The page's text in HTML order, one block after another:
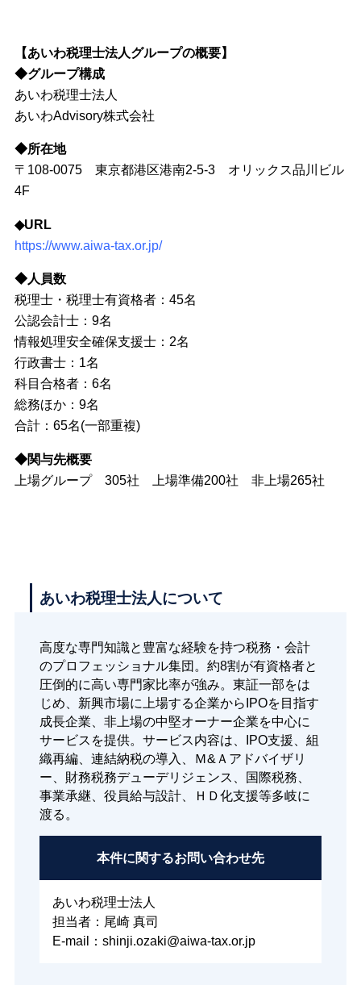
【あいわ税理士法人グループの概要】
◆グループ構成
あいわ税理士法人
あいわAdvisory株式会社
◆所在地
〒108-0075 東京都港区港南2-5-3 オリックス品川ビル
4F
◆URL
https://www.aiwa-tax.or.jp/
◆人員数
税理士・税理士有資格者：45名
公認会計士：9名
情報処理安全確保支援士：2名
行政書士：1名
科目合格者：6名
総務ほか：9名
合計：65名(一部重複)
◆関与先概要
上場グループ 305社 上場準備200社 非上場265社
あいわ税理士法人について
高度な専門知識と豊富な経験を持つ税務・会計
のプロフェッショナル集団。約8割が有資格者と
圧倒的に高い専門家比率が強み。東証一部をは
じめ、新興市場に上場する企業からIPOを目指す
成長企業、非上場の中堅オーナー企業を中心に
サービスを提供。サービス内容は、IPO支援、組
織再編、連結納税の導入、Ｍ&Ａアドバイザリ
ー、財務税務デューデリジェンス、国際税務、
事業承継、役員給与設計、ＨＤ化支援等多岐に
渡る。
本件に関するお問い合わせ先
あいわ税理士法人
担当者：尾崎 真司
E-mail：shinji.ozaki@aiwa-tax.or.jp